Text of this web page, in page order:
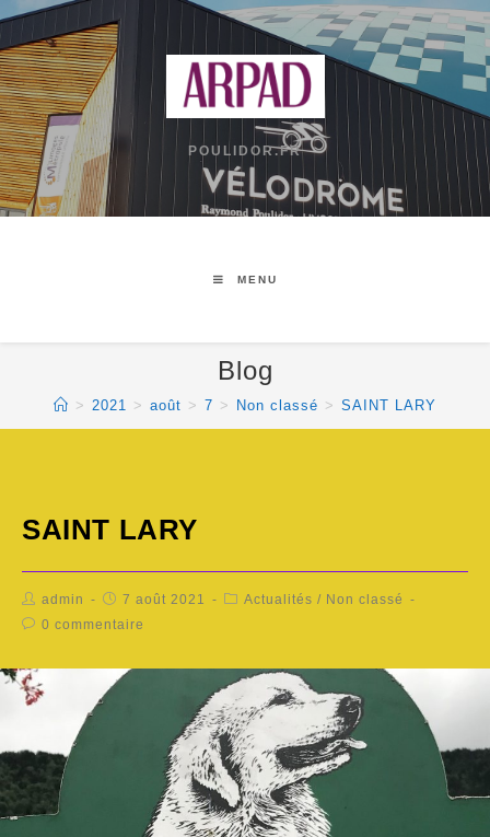
POULIDOR.FR
MENU
Blog
> 2021 > août > 7 > Non classé > SAINT LARY
SAINT LARY
admin 7 août 2021 Actualités / Non classé
0 commentaire